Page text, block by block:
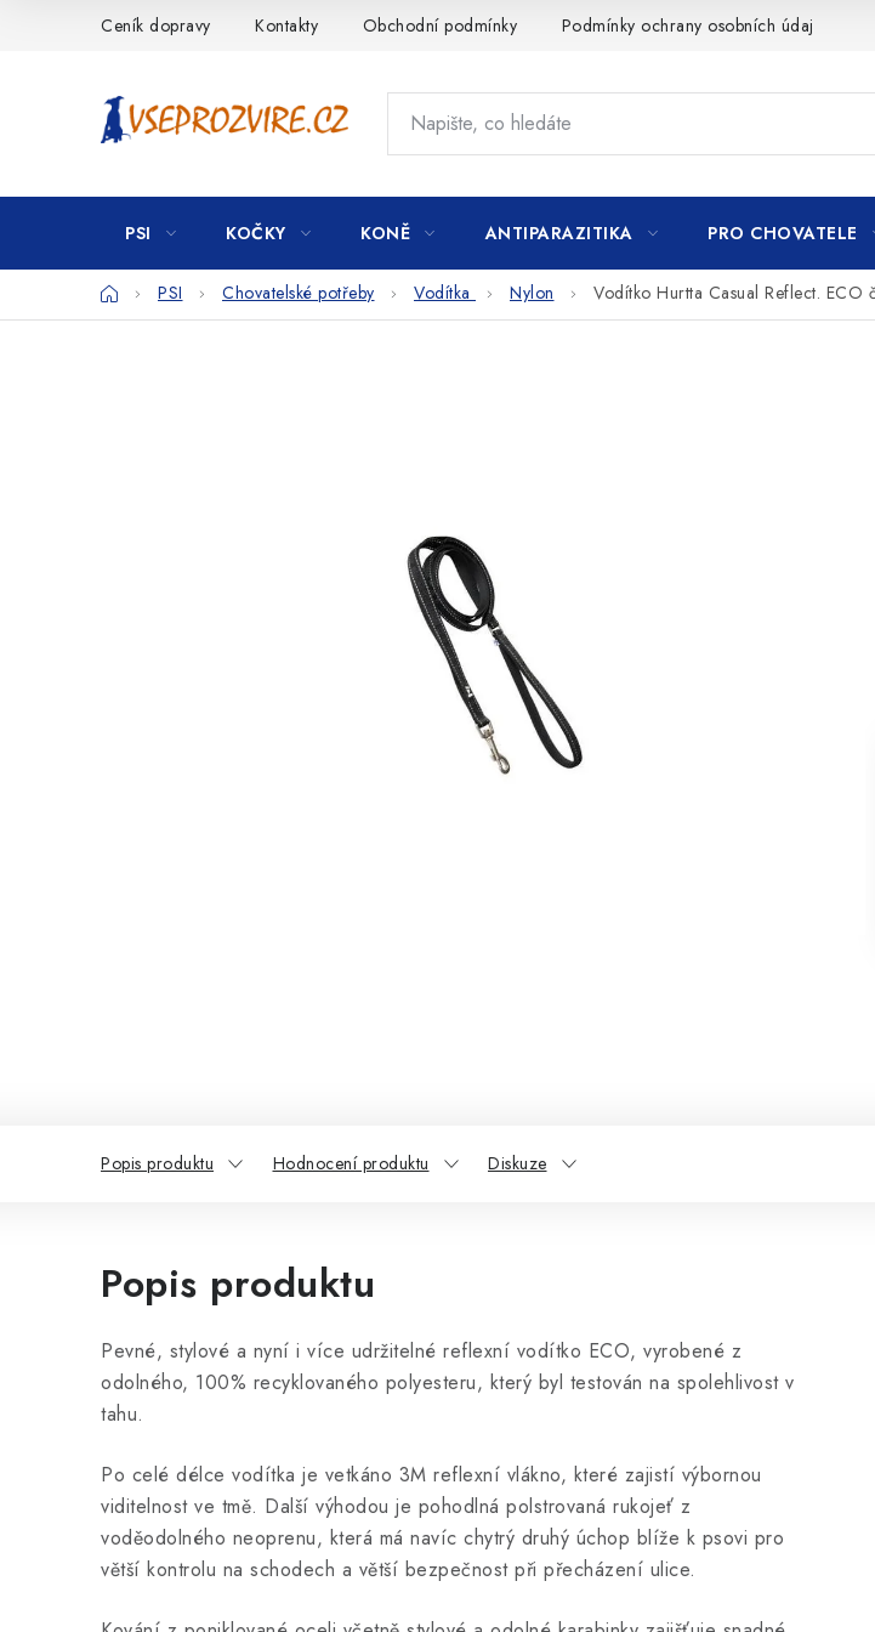
Ceník dopravy Kontakty Obchodní podmínky Podmínky ochrany osobních údajů
PSI KOČKY KONĚ ANTIPARAZITIKA PRO CHOVATELE
DomůPSI Chovatelské potřeby Vodítka Nylon Vodítko Hurtta Casual Reflect.
Popis produktu Hodnocení produktu Diskuze
Popis produktu
Pevné, stylové a nyní i více udržitelné reflexní vodítko ECO, vyrobené z
odolného, 100% recyklovaného polyesteru, který byl testován na spolehlivost v
tahu.
Po celé délce vodítka je vetkáno 3M reflexní vlákno, které zajistí výbornou
viditelnost ve tmě. Další výhodou je pohodlná polstrovaná rukojeť z
voděodolného neoprenu, která má navíc chytrý druhý úchop blíže k psovi pro
větší kontrolu na schodech a větší bezpečnost při přecházení ulice.